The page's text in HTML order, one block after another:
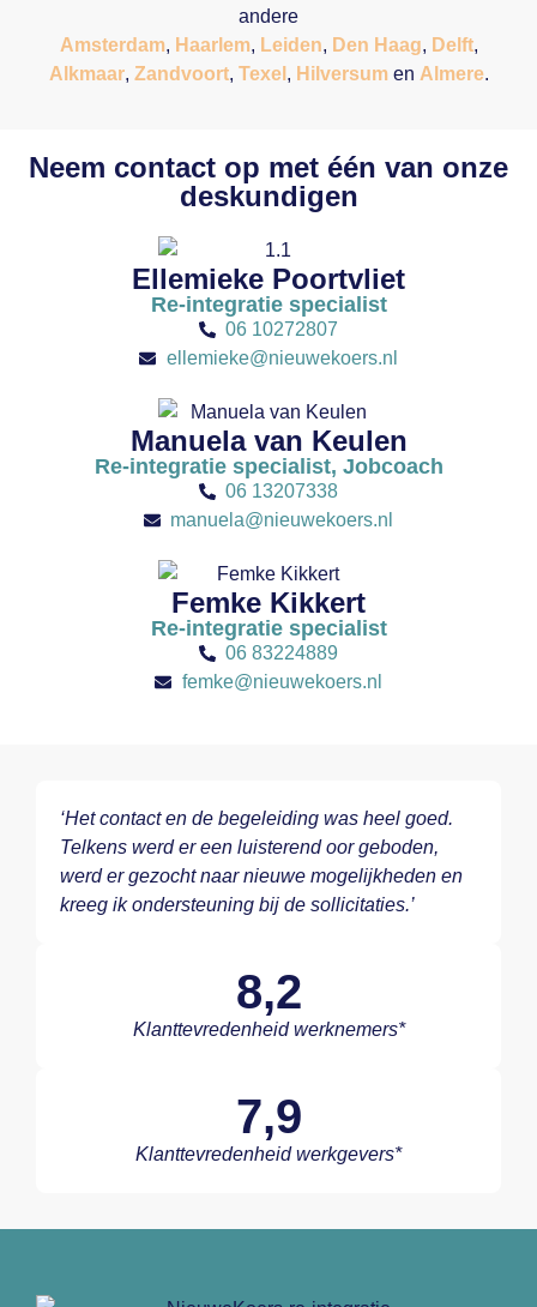
andere
Amsterdam, Haarlem, Leiden, Den Haag, Delft,
Alkmaar, Zandvoort, Texel , Hilversumen Almere.
Neem contact op met één van onze
deskundigen
Ellemieke Poortvliet
Re-integratie specialist
06 10272807
ellemieke@nieuwekoers.nl
Manuela van Keulen
Re-integratie specialist, Jobcoach
06 13207338
manuela@nieuwekoers.nl
Femke Kikkert
Re-integratie specialist
06 83224889
femke@nieuwekoers.nl
‘Het contact en de begeleiding was heel goed.
Telkens werd er een luisterend oor geboden,
werd er gezocht naar nieuwe mogelijkheden en
kreeg ik ondersteuning bij de sollicitaties.’
8,2
Klanttevredenheid werknemers*
7,9
Klanttevredenheid werkgevers*